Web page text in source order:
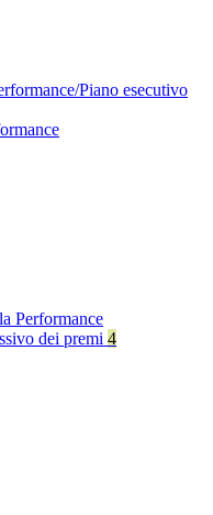
Piano esecutivo
Performance
dei premi 4